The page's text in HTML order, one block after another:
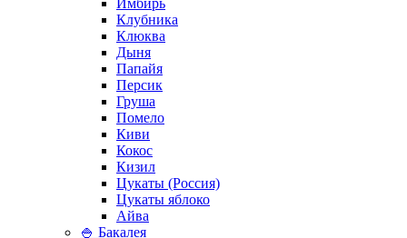
Имбирь
Клубника
Клюква
Дыня
Папайя
Персик
Груша
Помело
Киви
Кокос
Кизил
Цукаты (Россия)
Цукаты яблоко
Айва
🍚 Бакалея